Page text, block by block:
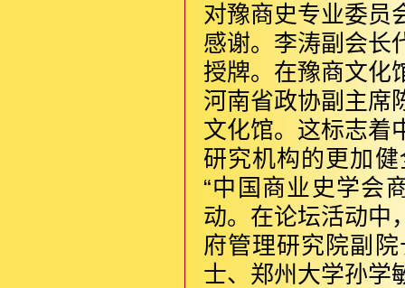
对豫商史专业委员
感谢。李涛副会长
授牌。在豫商文化
河南省政协副主席
文化馆。这标志着
研究机构的更加
“中国商业史学会
动。在论坛活动中
府管理研究院副
士、郑州大学孙学